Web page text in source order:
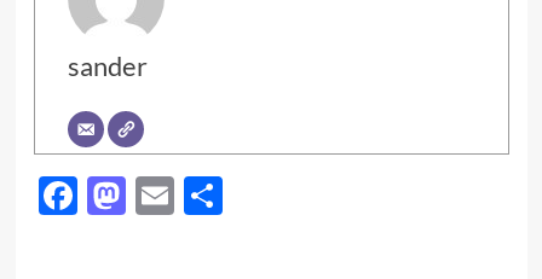
sander
Facebook
Mastodon
EmailPartager